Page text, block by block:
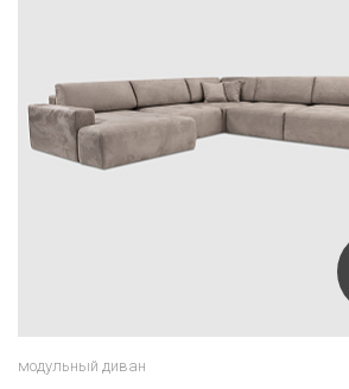
модульный диван